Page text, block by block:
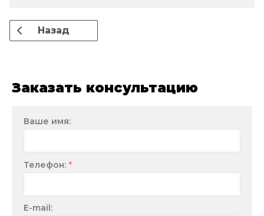
Назад
Заказать консультацию
Ваше имя:
Телефон: *
E-mail: